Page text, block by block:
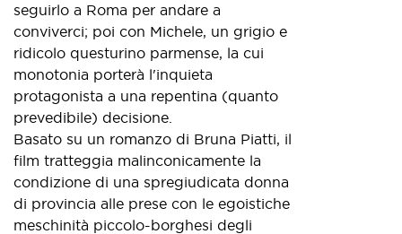
seguirlo a Roma per andare a
conviverci; poi con Michele, un grigio e
ridicolo questurino parmense, la cui
monotonia porterà l'inquieta
protagonista a una repentina (quanto
prevedibile) decisione.
Basato su un romanzo di Bruna Piatti, il
film tratteggia malinconicamente la
condizione di una spregiudicata donna
di provincia alle prese con le egoistiche
meschinità piccolo-borghesi degli